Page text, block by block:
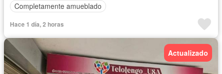
Completamente amueblado
Hace 1 día, 2 horas
Actualizado